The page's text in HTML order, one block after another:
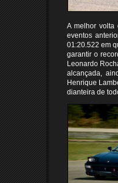
A melhor volta
eventos
01:20.522 em
garantir o
Leonardo
alcançada,
Henrique
dianteira de